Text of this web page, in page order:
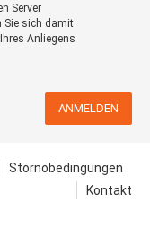
Server
Sie sich damit
Anliegens
ANMELDEN
Stornobedingungen
Kontakt